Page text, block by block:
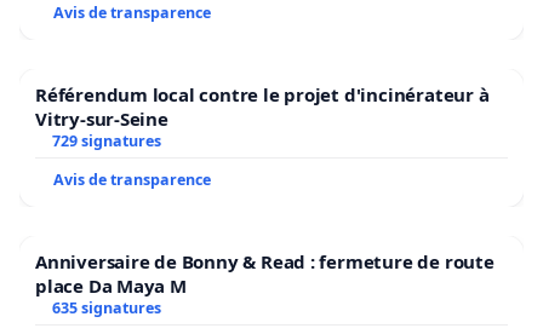
Avis de transparence
Référendum local contre le projet d'incinérateur à
Vitry-sur-Seine
729 signatures
Avis de transparence
Anniversaire de Bonny & Read : fermeture de route
place Da Maya M
635 signatures